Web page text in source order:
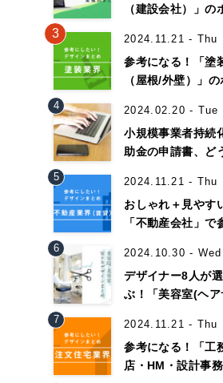
初めてのサイト制作で
現状の課題抽出やサ
らお任せください。
イト構成、デザイン、
（建設会社）」の
15選！
3 2024.11.21 - Thu
参考になる！「塗
（屋根/外壁）」の
16選！
4 2024.02.20 - Tue
小規模事業者持続
助金の申請書、ど
方と記入例】
5 2024.11.21 - Thu
おしゃれ＋見やす
「不動産会社」で
ザイン35選！
6 2024.10.30 - Wed
デザイナー8人が選
ぶ！「美容室(ヘア
ムページ作成事例
7 2024.11.21 - Thu
参考になる！「工
店・HM・設計事務